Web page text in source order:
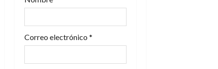
d
a
Correo electrónico *